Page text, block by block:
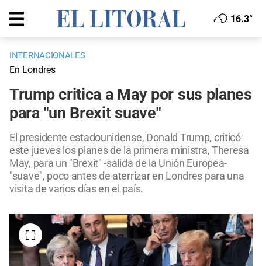
16.3°
INTERNACIONALES
En Londres
Trump critica a May por sus planes
para "un Brexit suave"
El presidente estadounidense, Donald Trump, criticó
este jueves los planes de la primera ministra, Theresa
May, para un "Brexit" -salida de la Unión Europea-
"suave", poco antes de aterrizar en Londres para una
visita de varios días en el país.